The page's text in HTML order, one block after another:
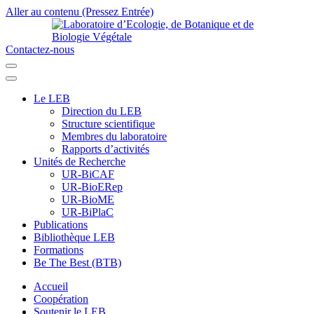
Aller au contenu (Pressez Entrée)
Contactez-nous
Le LEB
Direction du LEB
Structure scientifique
Membres du laboratoire
Rapports d’activités
Unités de Recherche
UR-BiCAF
UR-BioERep
UR-BioME
UR-BiPlaC
Publications
Bibliothèque LEB
Formations
Be The Best (BTB)
Accueil
Coopération
Soutenir le LEB